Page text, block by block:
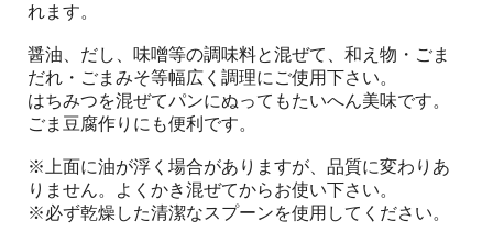
れます。
醤油、だし、味噌等の調味料と混ぜて、和え物・ごま
だれ・ごまみそ等幅広く調理にご使用下さい。
はちみつを混ぜてパンにぬってもたいへん美味です。
ごま豆腐作りにも便利です。
※上面に油が浮く場合がありますが、品質に変わりあ
りません。よくかき混ぜてからお使い下さい。
※必ず乾燥した清潔なスプーンを使用してください。